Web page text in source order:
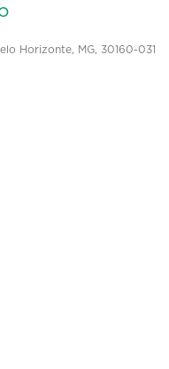
Horizonte, MG, 30160-031